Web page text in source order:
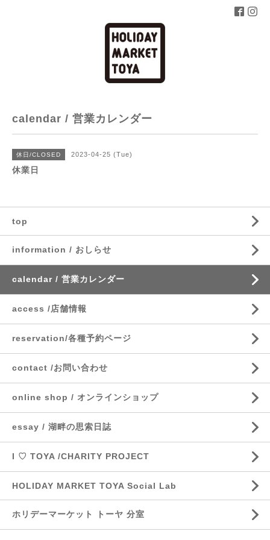
calendar / 営業カレンダー
休日/CLOSED 2023-04-25 (Tue)
休業日
top
information / おしらせ
calendar / 営業カレンダー
access /店舗情報
reservation/各種予約ページ
contact /お問い合わせ
online shop / オンラインショップ
essay / 湖畔の思索日誌
I ♡ TOYA /CHARITY PROJECT
HOLIDAY MARKET TOYA Social Lab
ホリデーマーケット トーヤ 分室